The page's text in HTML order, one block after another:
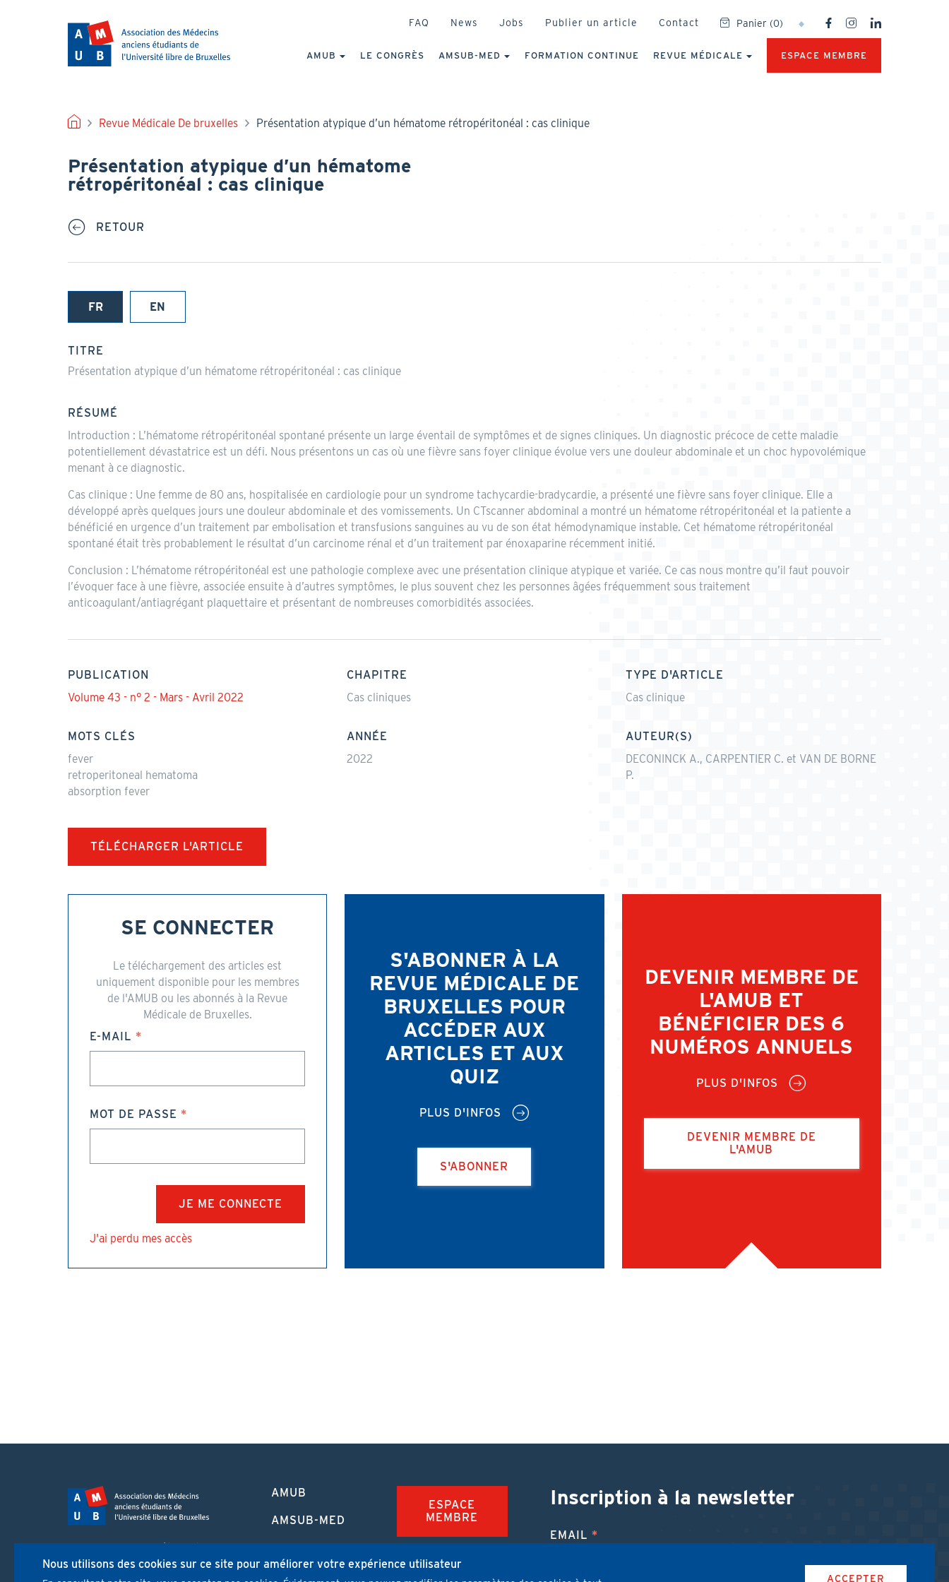
HEADER
FAQ News Jobs Publier un article Contact Panier (0)
SOCIAL
NETWORKS
PRINCIPALE
AMUB LE CONGRÈS AMSUB-MED FORMATION CONTINUE REVUE MÉDICALE ESPACE MEMBRE
FIL
D'ARIANE
Revue Médicale De bruxelles Présentation atypique d’un hématome rétropéritonéal : cas clinique
Présentation atypique d’un hématome
rétropéritonéal : cas clinique
RETOUR
FR
(onglet
EN
TITRE
Présentation atypique d’un hématome rétropéritonéal : cas clinique
RÉSUMÉ
Introduction : L’hématome rétropéritonéal spontané présente un large éventail de symptômes et de signes cliniques. Un diagnostic précoce de cette maladie
potentiellement dévastatrice est un défi. Nous présentons un cas où une fièvre sans foyer clinique évolue vers une douleur abdominale et un choc hypovolémique
menant à ce diagnostic.
Cas clinique : Une femme de 80 ans, hospitalisée en cardiologie pour un syndrome tachycardie-bradycardie, a présenté une fièvre sans foyer clinique. Elle a
développé après quelques jours une douleur abdominale et des vomissements. Un CTscanner abdominal a montré un hématome rétropéritonéal et la patiente a
bénéficié en urgence d’un traitement par embolisation et transfusions sanguines au vu de son état hémodynamique instable. Cet hématome rétropéritonéal
spontané était très probablement le résultat d’un carcinome rénal et d’un traitement par énoxaparine récemment initié.
Conclusion : L’hématome rétropéritonéal est une pathologie complexe avec une présentation clinique atypique et variée. Ce cas nous montre qu’il faut pouvoir
l’évoquer face à une fièvre, associée ensuite à d’autres symptômes, le plus souvent chez les personnes âgées fréquemment sous traitement
anticoagulant/antiagrégant plaquettaire et présentant de nombreuses comorbidités associées.
PUBLICATION
Volume 43 - n° 2 - Mars - Avril 2022
CHAPITRE
Cas cliniques
TYPE D'ARTICLE
Cas clinique
MOTS CLÉS
fever
retroperitoneal hematoma
absorption fever
ANNÉE
2022
AUTEUR(S)
DECONINCK A., CARPENTIER C. et VAN DE BORNE
P.
TÉLÉCHARGER L'ARTICLE
SE CONNECTER
Le téléchargement des articles est
uniquement disponible pour les membres
de l'AMUB ou les abonnés à la Revue
Médicale de Bruxelles.
E-MAIL
MOT DE PASSE
J'ai perdu mes accès
S'ABONNER À LA
REVUE MÉDICALE DE
BRUXELLES POUR
ACCÉDER AUX
ARTICLES ET AUX
QUIZ
PLUS D'INFOS
S'ABONNER
DEVENIR MEMBRE DE
L'AMUB ET
BÉNÉFICIER DES 6
NUMÉROS ANNUELS
PLUS D'INFOS
DEVENIR MEMBRE DE
L'AMUB
Route de Lennik 808/612
PIED
PAGE
AMUB
AMSUB-MED
FORMATION
CONTINUE
ESPACE
MEMBRE
FAQ
Inscription à la newsletter
EMAIL
Nous utilisons des cookies sur ce site pour améliorer votre expérience utilisateur
ACCEPTER